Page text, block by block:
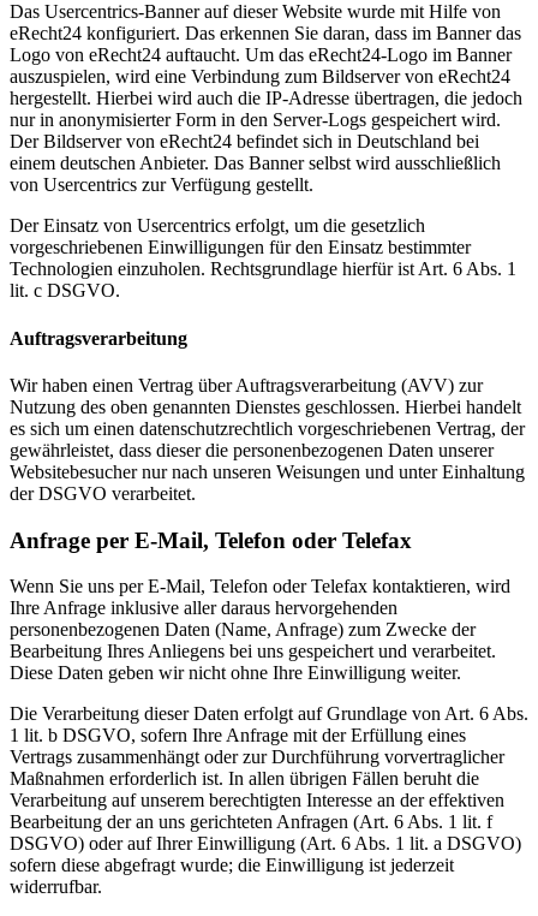
Das Usercentrics-Banner auf dieser Website wurde mit Hilfe von
eRecht24 konfiguriert. Das erkennen Sie daran, dass im Banner das
Logo von eRecht24 auftaucht. Um das eRecht24-Logo im Banner
auszuspielen, wird eine Verbindung zum Bildserver von eRecht24
hergestellt. Hierbei wird auch die IP-Adresse übertragen, die jedoch
nur in anonymisierter Form in den Server-Logs gespeichert wird.
Der Bildserver von eRecht24 befindet sich in Deutschland bei
einem deutschen Anbieter. Das Banner selbst wird ausschließlich
von Usercentrics zur Verfügung gestellt.
Der Einsatz von Usercentrics erfolgt, um die gesetzlich
vorgeschriebenen Einwilligungen für den Einsatz bestimmter
Technologien einzuholen. Rechtsgrundlage hierfür ist Art. 6 Abs. 1
lit. c DSGVO.
Auftragsverarbeitung
Wir haben einen Vertrag über Auftragsverarbeitung (AVV) zur
Nutzung des oben genannten Dienstes geschlossen. Hierbei handelt
es sich um einen datenschutzrechtlich vorgeschriebenen Vertrag, der
gewährleistet, dass dieser die personenbezogenen Daten unserer
Websitebesucher nur nach unseren Weisungen und unter Einhaltung
der DSGVO verarbeitet.
Anfrage per E-Mail, Telefon oder Telefax
Wenn Sie uns per E-Mail, Telefon oder Telefax kontaktieren, wird
Ihre Anfrage inklusive aller daraus hervorgehenden
personenbezogenen Daten (Name, Anfrage) zum Zwecke der
Bearbeitung Ihres Anliegens bei uns gespeichert und verarbeitet.
Diese Daten geben wir nicht ohne Ihre Einwilligung weiter.
Die Verarbeitung dieser Daten erfolgt auf Grundlage von Art. 6 Abs.
1 lit. b DSGVO, sofern Ihre Anfrage mit der Erfüllung eines
Vertrags zusammenhängt oder zur Durchführung vorvertraglicher
Maßnahmen erforderlich ist. In allen übrigen Fällen beruht die
Verarbeitung auf unserem berechtigten Interesse an der effektiven
Bearbeitung der an uns gerichteten Anfragen (Art. 6 Abs. 1 lit. f
DSGVO) oder auf Ihrer Einwilligung (Art. 6 Abs. 1 lit. a DSGVO)
sofern diese abgefragt wurde; die Einwilligung ist jederzeit
widerrufbar.